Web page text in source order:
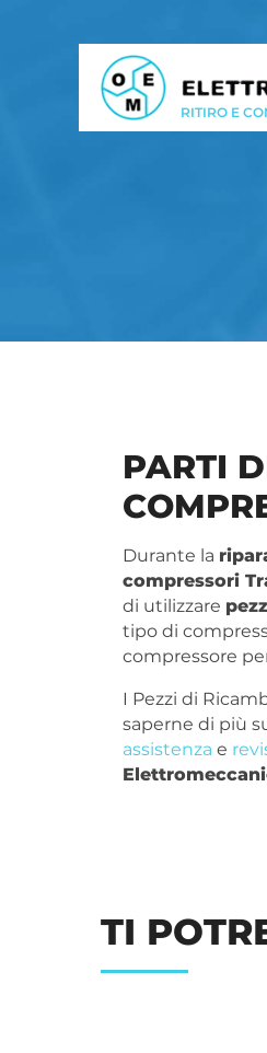
RITIRO E
PARTI
Durante la
compressori
di utilizzare
tipo di
compressore
I Pezzi di
saperne di più
assistenza e
TI